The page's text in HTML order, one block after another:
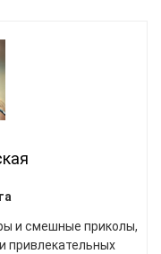
и смешные приколы,
привлекательных